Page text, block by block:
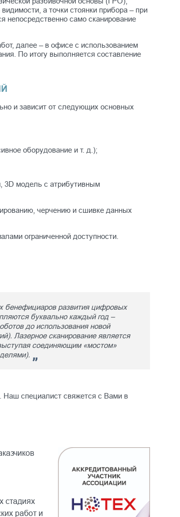
а точки стоянки прибора – при
непосредственно само сканирование
далее – в офисе с использованием
По итогу выполняется составление
и зависит от следующих основных
оборудование и т. д.);
3D модель с атрибутивным
черчению и сшивке данных
ограниченной доступности.
бенефициаров развития цифровых
буквально каждый год –
до использования новой
Лазерное сканирование является
соединяющим «мостом»
. Наш специалист свяжется с Вами в
стадиях
работ и